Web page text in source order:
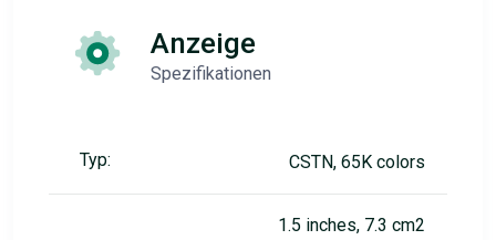
Anzeige
Spezifikationen
Typ: CSTN, 65K colors
1.5 inches, 7.3 cm2